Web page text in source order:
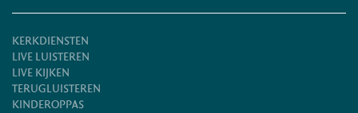
KERKDIENSTEN
LIVE LUISTEREN
LIVE KIJKEN
TERUGLUISTEREN
KINDEROPPAS